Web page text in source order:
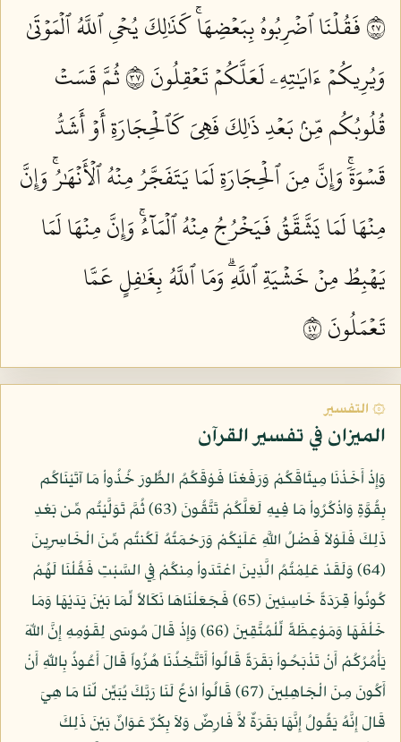
٧٢فَقُلۡنَا ٱضۡرِبُوهُ بِبَعۡضِهَاۚ كَذَٰلِكَ يُحۡيِ ٱللَّهُ ٱلۡمَوۡتَىٰ
وَيُرِيكُمۡ ءَايَٰتِهِۦ لَعَلَّكُمۡ تَعۡقِلُونَ ٧٣
ثُمَّ قَسَتۡ
قُلُوبُكُم مِّنۢ بَعۡدِ ذَٰلِكَ فَهِيَ كَٱلۡحِجَارَةِ أَوۡ أَشَدُّ
قَسۡوَةٗۚ وَإِنَّ مِنَ ٱلۡحِجَارَةِ لَمَا يَتَفَجَّرُ مِنۡهُ ٱلۡأَنۡهَٰرُۚ وَإِنَّ
مِنۡهَا لَمَا يَشَّقَّقُ فَيَخۡرُجُ مِنۡهُ ٱلۡمَآءُۚ وَإِنَّ مِنۡهَا لَمَا
يَهۡبِطُ مِنۡ خَشۡيَةِ ٱللَّهِۗ وَمَا ٱللَّهُ بِغَٰفِلٍ عَمَّا
تَعۡمَلُونَ ٧٤
۞ التفسير
الميزان في تفسير القرآن
وَإِذْ أَخَذْنَا مِيثَاقَكُمْ وَرَفَعْنَا فَوْقَكُمُ الطُّورَ خُذُواْ مَا آتَيْنَاكُم
بِقُوَّةٍ وَاذْكُرُواْ مَا فِيهِ لَعَلَّكُمْ تَتَّقُونَ (63) ثُمَّ تَوَلَّيْتُم مِّن بَعْدِ
ذَلِكَ فَلَوْلاَ فَضْلُ اللَّهِ عَلَيْكُمْ وَرَحْمَتُهُ لَكُنتُم مِّنَ الْخَاسِرِينَ
(64) وَلَقَدْ عَلِمْتُمُ الَّذِينَ اعْتَدَواْ مِنكُمْ فِي السَّبْتِ فَقُلْنَا لَهُمْ
كُونُواْ قِرَدَةً خَاسِئِينَ (65) فَجَعَلْنَاهَا نَكَالاً لِّمَا بَيْنَ يَدَيْهَا وَمَا
خَلْفَهَا وَمَوْعِظَةً لِّلْمُتَّقِينَ (66) وَإِذْ قَالَ مُوسَى لِقَوْمِهِ إِنَّ اللّهَ
يَأْمُرُكُمْ أَنْ تَذْبَحُواْ بَقَرَةً قَالُواْ أَتَتَّخِذُنَا هُزُواً قَالَ أَعُوذُ بِاللّهِ أَنْ
أَكُونَ مِنَ الْجَاهِلِينَ (67) قَالُواْ ادْعُ لَنَا رَبَّكَ يُبَيِّن لّنَا مَا هِيَ
قَالَ إِنَّهُ يَقُولُ إِنَّهَا بَقَرَةٌ لاَّ فَارِضٌ وَلاَ بِكْرٌ عَوَانٌ بَيْنَ ذَلِكَ